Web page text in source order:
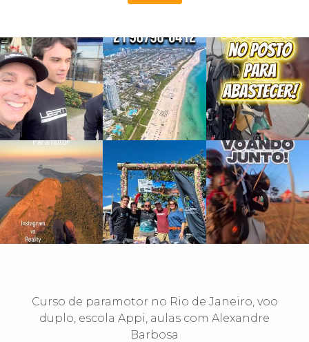
Curso de paramotor no Rio de Janeiro, voo
duplo, escola Appi, aulas com Alexandre
Barbosa